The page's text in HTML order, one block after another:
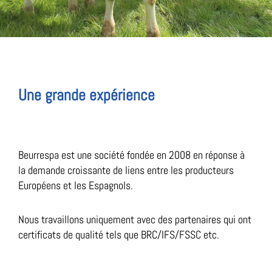
Une grande expérience
Beurrespa est une société fondée en 2008 en réponse à
la demande croissante de liens entre les producteurs
Européens et les Espagnols.
Nous travaillons uniquement avec des partenaires qui ont
certificats de qualité tels que BRC/IFS/FSSC etc.